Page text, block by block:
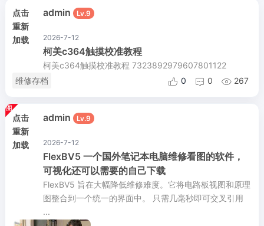
点击
重新
加载
admin Lv.9
2026-7-12
柯美c364触摸校准教程
柯美c364触摸校准教程 7323892979607801122
维修存档
 0  0  267
点击
重新
加载
admin Lv.9
2026-7-12
FlexBV5 一个国外笔记本电脑维修看图的软件，
可视化还可以需要的自己下载
FlexBV5 旨在大幅降低维修难度。它将电路板视图和原理
图整合到一个统一的界面中。 只需几毫秒即可交叉引用
...